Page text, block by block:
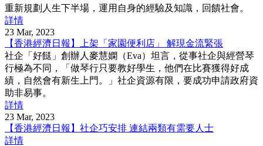
重新規劃人生下半場，運用自身的經驗及知識，回饋社會。
詳情
23 Mar, 2023
【香港經濟日報】上架「家園便利店」 解現金流緊張
社企「好餸」創辦人麥慧嫻（Eva）坦言，從事社企與經營琴
行極為不同，「做琴行只要教好學生，他們在比賽獲得好成
績，自然會有新生上門。」社企資源有限，要成功申請政府資
助非易事。
詳情
23 Mar, 2023
【香港經濟日報】社企巧安排 連結兩類有需要人士
詳情